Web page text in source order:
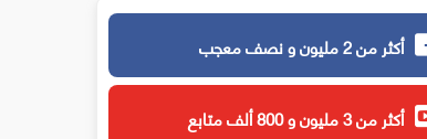
أكثر من 2 مليون و نصف معجب
أكثر من 3 مليون و 800 ألف متابع